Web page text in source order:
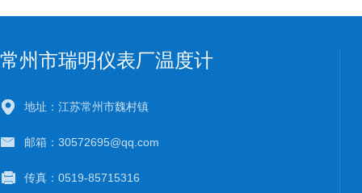
常州市瑞明仪表厂温度计
地址：江苏常州市魏村镇
邮箱：30572695@qq.com
传真：0519-85715316